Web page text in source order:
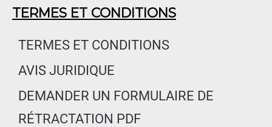
e
b
o
k
t
a
g
m
TERMES ET CONDITIONS
TERMES ET CONDITIONS
AVIS JURIDIQUE
DEMANDER UN FORMULAIRE DE
RÉTRACTATION PDF